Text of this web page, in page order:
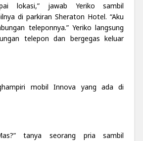
lokasi,” jawab Yeriko sambil
di parkiran Sheraton Hotel. “Aku
teleponnya.” Yeriko langsung
telepon dan bergegas keluar
mobil Innova yang ada di
tanya seorang pria sambil